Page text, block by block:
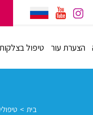
הצערת עור טיפול בצלקות
בית >